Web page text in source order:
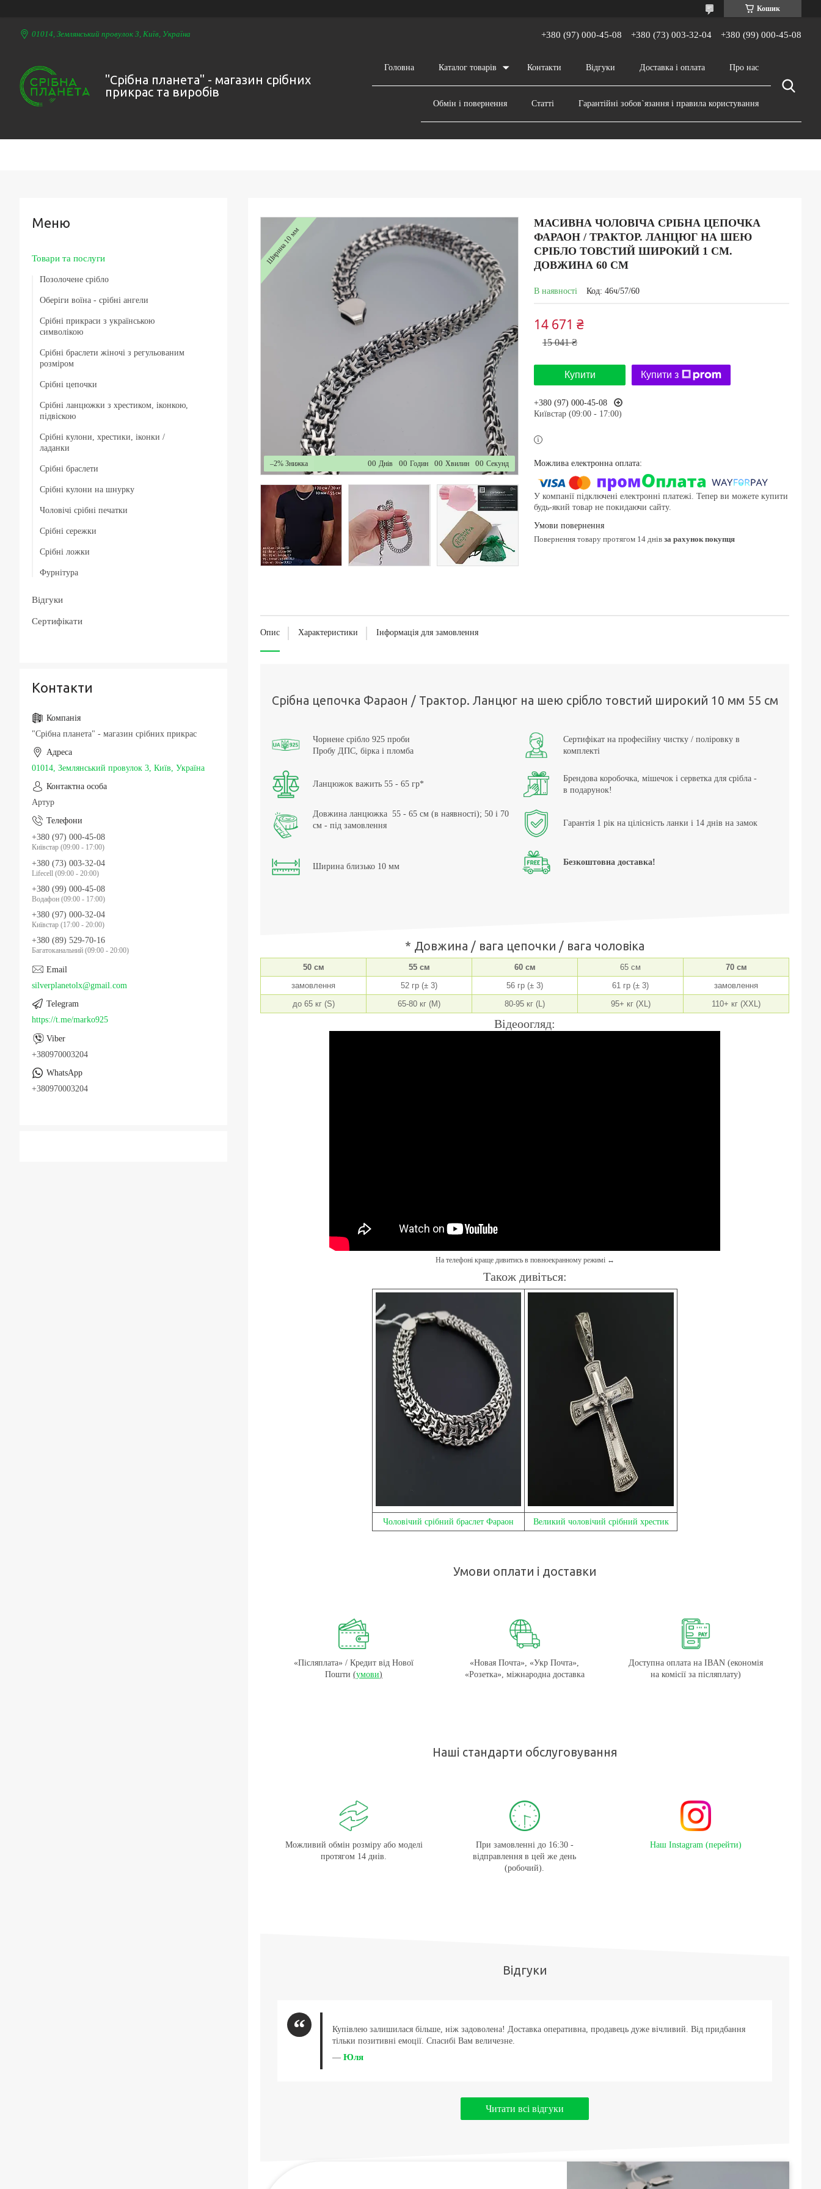
Кошик
01014, Землянський провулок 3, Київ, Україна +380 (97) 000-45-08 +380 (73) 003-32-04 +380 (99) 000-45-08
"Срібна планета" - магазин срібних
прикрас та виробів
Головна Каталог товарів Контакти Відгуки Доставка і оплата Про нас
Обмін і повернення Статті Гарантійні зобов`язання і правила користування
МАСИВНА ЧОЛОВІЧА СРІБНА ЦЕПОЧКА
ФАРАОН / ТРАКТОР. ЛАНЦЮГ НА ШЕЮ
СРІБЛО ТОВСТИЙ ШИРОКИЙ 1 СМ.
ДОВЖИНА 60 СМ
В наявності Код: 46ч/57/60
15 041 ₴
14 671 ₴
Купити Купити з
+380 (97) 000-45-08
Київстар (09:00 - 17:00)
У компанії підключені електронні платежі. Тепер ви можете купити
будь-який товар не покидаючи сайту.
повернення товару протягом 14 днів за рахунок покупця
Ширина 10 мм
–2% 00 Днів 00 Годин 00 Хвилин 00 Секунд
Опис Характеристики Інформація для замовлення
Срібна цепочка Фараон / Трактор. Ланцюг на шею срібло товстий широкий 10 мм 55 см
Чорнене срібло 925 проби
Пробу ДПС, бірка і пломба
Ланцюжок важить 55 - 65 гр*
Довжина ланцюжка 55 - 65 см (в наявності); 50 і 70
см - під замовлення
Ширина близько 10 мм
Сертифікат на професійну чистку / поліровку в
комплекті
Брендова коробочка, мішечок і серветка для срібла -
в подарунок!
Гарантія 1 рік на цілісність ланки і 14 днів на замок
Безкоштовна доставка!
* Довжина / вага цепочки / вага чоловіка
50 см 55 см 60 см 65 см
70 см
замовлення
52 гр (± 3) 56 гр (± 3) 61 гр (± 3)
замовлення
до 65 кг (S)
65-80 кг (M) 80-95 кг (L) 95+ кг (XL) 110+ кг (XXL)
Відеоогляд:
На телефоні краще дивитись в повноекранному режимі ↔
Також дивіться:
Чоловічий срібний браслет Фараон Великий чоловічий срібний хрестик
Умови оплати і доставки
«Післяплата» / Кредит від Нової
Пошти(умови)
«Новая Почта», «Укр Почта»,
«Розетка», міжнародна доставка
Доступна оплата на IBAN (економія
на комісії за післяплату)
Наші стандарти обслуговування
Можливий обмін розміру або моделі
протягом 14 днів.
При замовленні до 16:30 -
відправлення в цей же день
(робочий).
Наш Instagram (перейти)
Відгуки
Купівлею залишилася більше, ніж задоволена! Доставка оперативна, продавець дуже вічливий. Від придбання
тільки позитивні емоції. Спасибі Вам величезне.
—Юля
Читати всі відгуки
Товари та послуги
Позолочене срібло
Оберіги воїна - срібні ангели
Срібні прикраси з українською
символікою
Срібні браслети жіночі з регульованим
розміром
Срібні цепочки
Чоловічі срібні цепочки
Ювелірний шнурок зі срібним замком
Жіночі цепочки срібні
Товсті срібні ланцюжки
Дитячі срібні цепочки
Срібні ланцюжки з хрестиком, іконкою,
підвіскою
Срібні цепочки з хрестиком
іконкою (ладанкою)
Срібні ланцюжки з кулонами / підвісками
Срібні кулони, хрестики, іконки /
ладанки
Срібні хрестики
Срібні підвіски
Срібні іконки / ладанки
Срібні браслети
Чоловічі срібні браслети
Жіночі срібні браслети
Позолочені срібні браслети
Товсті срібні браслети
Чоловічі срібні браслети з золотом
Шовкові браслети з срібними вставками і
Срібні кулони на шнурку
Чоловічі срібні печатки
Чоловічі срібні печатки з чорним каменем
Срібні чоловічі печатки / перстні з золотою
Срібні сережки
Срібні ложки
Фурнітура
Відгуки
Сертифікати
Контакти
"Срібна планета" - магазин срібних прикрас
01014, Землянський провулок 3, Київ, Україна
Артур
+380 (97) 000-45-08
Київстар (09:00 - 17:00)
+380 (73) 003-32-04
Lifecell (09:00 - 20:00)
+380 (99) 000-45-08
Водафон (09:00 - 17:00)
+380 (97) 000-32-04
Київстар (17:00 - 20:00)
+380 (89) 529-70-16
Багатоканальний (09:00 - 20:00)
silverplanetolx@gmail.com
https://t.me/marko925
+380970003204
+380970003204